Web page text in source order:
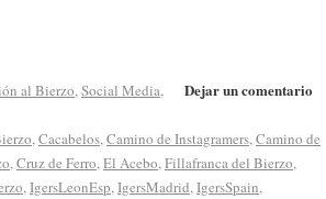
Dejar un comentario
al Bierzo,Social Media,
,Cacabelos,Camino de Instagramers,Camino de
,Cruz de Ferro,El Acebo,Fillafranca del Bierzo,
,IgersLeonEsp,IgersMadrid,IgersSpain,